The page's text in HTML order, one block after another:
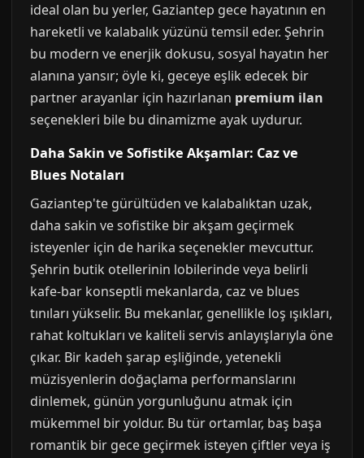
ideal olan bu yerler, Gaziantep gece hayatının en
hareketli ve kalabalık yüzünü temsil eder. Şehrin
bu modern ve enerjik dokusu, sosyal hayatın her
alanına yansır; öyle ki, geceye eşlik edecek bir
partner arayanlar için hazırlanan premium ilan
seçenekleri bile bu dinamizme ayak uydurur.
Daha Sakin ve Sofistike Akşamlar: Caz ve
Blues Notaları
Gaziantep'te gürültüden ve kalabalıktan uzak,
daha sakin ve sofistike bir akşam geçirmek
isteyenler için de harika seçenekler mevcuttur.
Şehrin butik otellerinin lobilerinde veya belirli
kafe-bar konseptli mekanlarda, caz ve blues
tınıları yükselir. Bu mekanlar, genellikle loş ışıkları,
rahat koltukları ve kaliteli servis anlayışlarıyla öne
çıkar. Bir kadeh şarap eşliğinde, yetenekli
müzisyenlerin doğaçlama performanslarını
dinlemek, günün yorgunluğunu atmak için
mükemmel bir yoldur. Bu tür ortamlar, baş başa
romantik bir gece geçirmek isteyen çiftler veya iş